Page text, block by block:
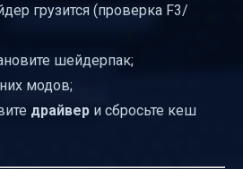
грузится (проверка F3/
шейдерпак;
модов;
драйвер и сбросьте кеш